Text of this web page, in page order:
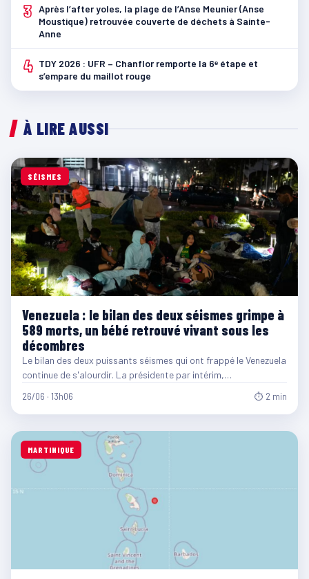
3 Après l’after yoles, la plage de l’Anse Meunier (Anse
Moustique) retrouvée couverte de déchets à Sainte-
Anne
4 TDY 2026 : UFR – Chanflor remporte la 6ᵉ étape et
s’empare du maillot rouge
À LIRE AUSSI
SÉISMES
Venezuela : le bilan des deux séismes grimpe à
589 morts, un bébé retrouvé vivant sous les
décombres
Le bilan des deux puissants séismes qui ont frappé le Venezuela
continue de s'alourdir. La présidente par intérim,…
26/06 · 13h06 ⏱ 2 min
MARTINIQUE